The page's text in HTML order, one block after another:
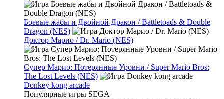
Боевые жабы и Двойной Дракон / Battletoads & Double
Dragon (NES)
Доктор Марио / Dr. Mario (NES)
Супер Марио: Потерянные Уровни / Super Mario Bros:
The Lost Levels (NES)
Donkey kong arcade
Популярные игры SEGA